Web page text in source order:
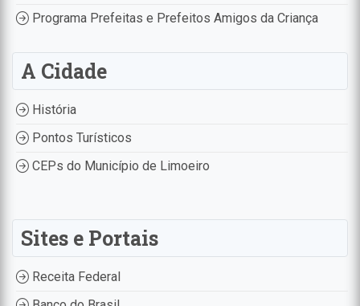
Programa Prefeitas e Prefeitos Amigos da Criança
A Cidade
História
Pontos Turísticos
CEPs do Município de Limoeiro
Sites e Portais
Receita Federal